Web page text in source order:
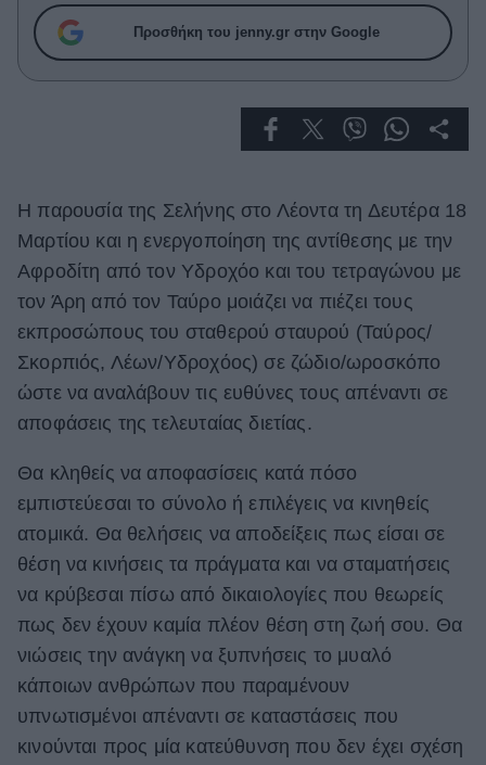
Συνεντεύξεις
Who
True Stories
Living
Deco
Cooking
Green
Αφιερώματα
ΒΟΞ
Χωρίς Ταμπέλες
Women's Forum
Hautes Grecians
Προσθήκη του jenny.gr στην Google
Η παρουσία της Σελήνης στο Λέοντα τη Δευτέρα 18
Μαρτίου και η ενεργοποίηση της αντίθεσης με την
Αφροδίτη από τον Υδροχόο και του τετραγώνου με
τον Άρη από τον Ταύρο μοιάζει να πιέζει τους
εκπροσώπους του σταθερού σταυρού (Ταύρος/
Σκορπιός, Λέων/Υδροχόος) σε ζώδιο/ωροσκόπο
ώστε να αναλάβουν τις ευθύνες τους απέναντι σε
αποφάσεις της τελευταίας διετίας.
Θα κληθείς να αποφασίσεις κατά πόσο
εμπιστεύεσαι το σύνολο ή επιλέγεις να κινηθείς
ατομικά. Θα θελήσεις να αποδείξεις πως είσαι σε
θέση να κινήσεις τα πράγματα και να σταματήσεις
να κρύβεσαι πίσω από δικαιολογίες που θεωρείς
πως δεν έχουν καμία πλέον θέση στη ζωή σου. Θα
νιώσεις την ανάγκη να ξυπνήσεις το μυαλό
κάποιων ανθρώπων που παραμένουν
υπνωτισμένοι απέναντι σε καταστάσεις που
κινούνται προς μία κατεύθυνση που δεν έχει σχέση